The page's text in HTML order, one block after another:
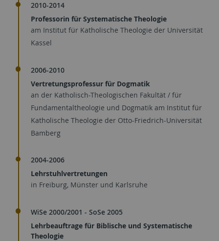
2010-2014
Professorin für Systematische Theologie
am Institut für Katholische Theologie der Universität
Kassel
2006-2010
Vertretungsprofessur für Dogmatik
an der Katholisch-Theologischen Fakultät / für
Fundamentaltheologie und Dogmatik am Institut für
Katholische Theologie der Otto-Friedrich-Universität
Bamberg
2004-2006
Lehrstuhlvertretungen
in Freiburg, Münster und Karlsruhe
WiSe 2000/2001 - SoSe 2005
Lehrbeauftrage für Biblische und Systematische
Theologie